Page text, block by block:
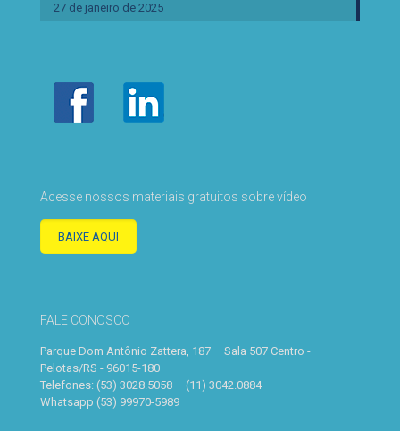
27 de janeiro de 2025
Acesse nossos materiais gratuitos sobre vídeo
BAIXE AQUI
FALE CONOSCO
Parque Dom Antônio Zattera, 187 – Sala 507 Centro -
Pelotas/RS - 96015-180
Telefones: (53) 3028.5058 – (11) 3042.0884
Whatsapp (53) 99970-5989